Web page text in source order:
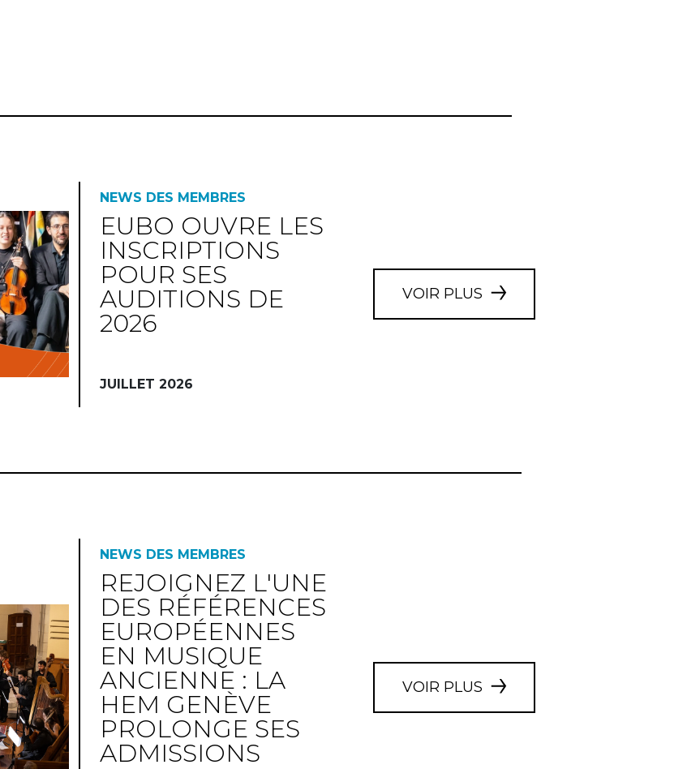
NEWS DES MEMBRES
EUBO OUVRE LES
INSCRIPTIONS
POUR SES
AUDITIONS DE
2026
JUILLET 2026
VOIR PLUS
NEWS DES MEMBRES
REJOIGNEZ L'UNE
DES RÉFÉRENCES
EUROPÉENNES
EN MUSIQUE
ANCIENNE : LA
HEM GENÈVE
PROLONGE SES
ADMISSIONS
VOIR PLUS